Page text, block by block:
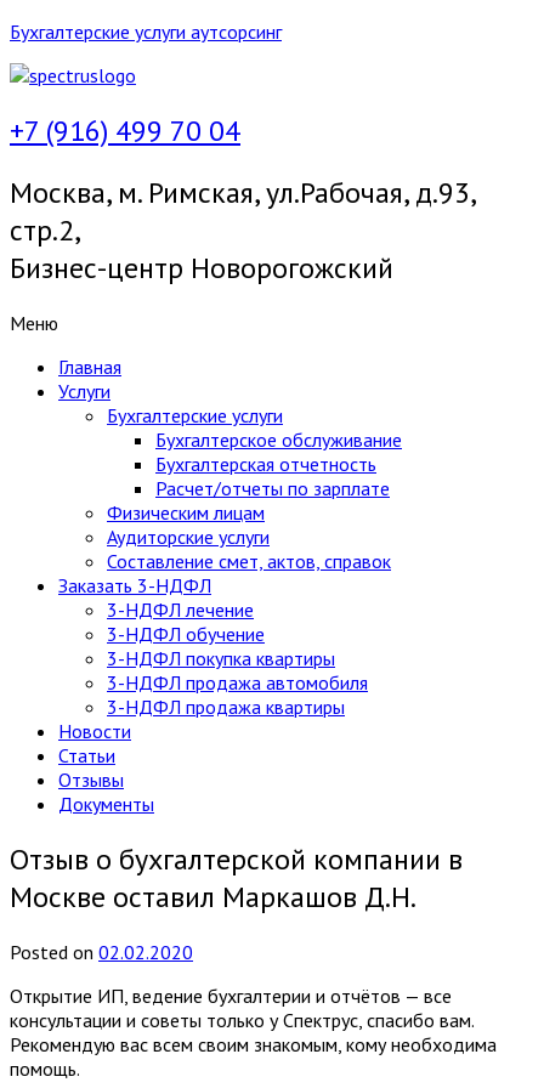
Бухгалтерские услуги аутсорсинг
+7 (916) 499 70 04
Москва, м. Римская, ул.Рабочая, д.93,
стр.2,
Бизнес-центр Новорогожский
Меню
Главная
Услуги
Бухгалтерские услуги
Бухгалтерское обслуживание
Бухгалтерская отчетность
Расчет/отчеты по зарплате
Физическим лицам
Аудиторские услуги
Составление смет, актов, справок
Заказать 3-НДФЛ
3-НДФЛ лечение
3-НДФЛ обучение
3-НДФЛ покупка квартиры
3-НДФЛ продажа автомобиля
3-НДФЛ продажа квартиры
Новости
Статьи
Отзывы
Документы
Отзыв о бухгалтерской компании в
Москве оставил Маркашов Д.Н.
Posted on 02.02.2020
Открытие ИП, ведение бухгалтерии и отчётов — все
консультации и советы только у Спектрус, спасибо вам.
Рекомендую вас всем своим знакомым, кому необходима
помощь.